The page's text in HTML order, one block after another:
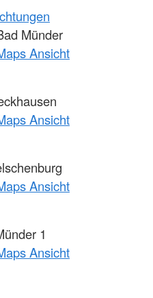
Münder
Ansicht
Ansicht
Ansicht
1
Ansicht